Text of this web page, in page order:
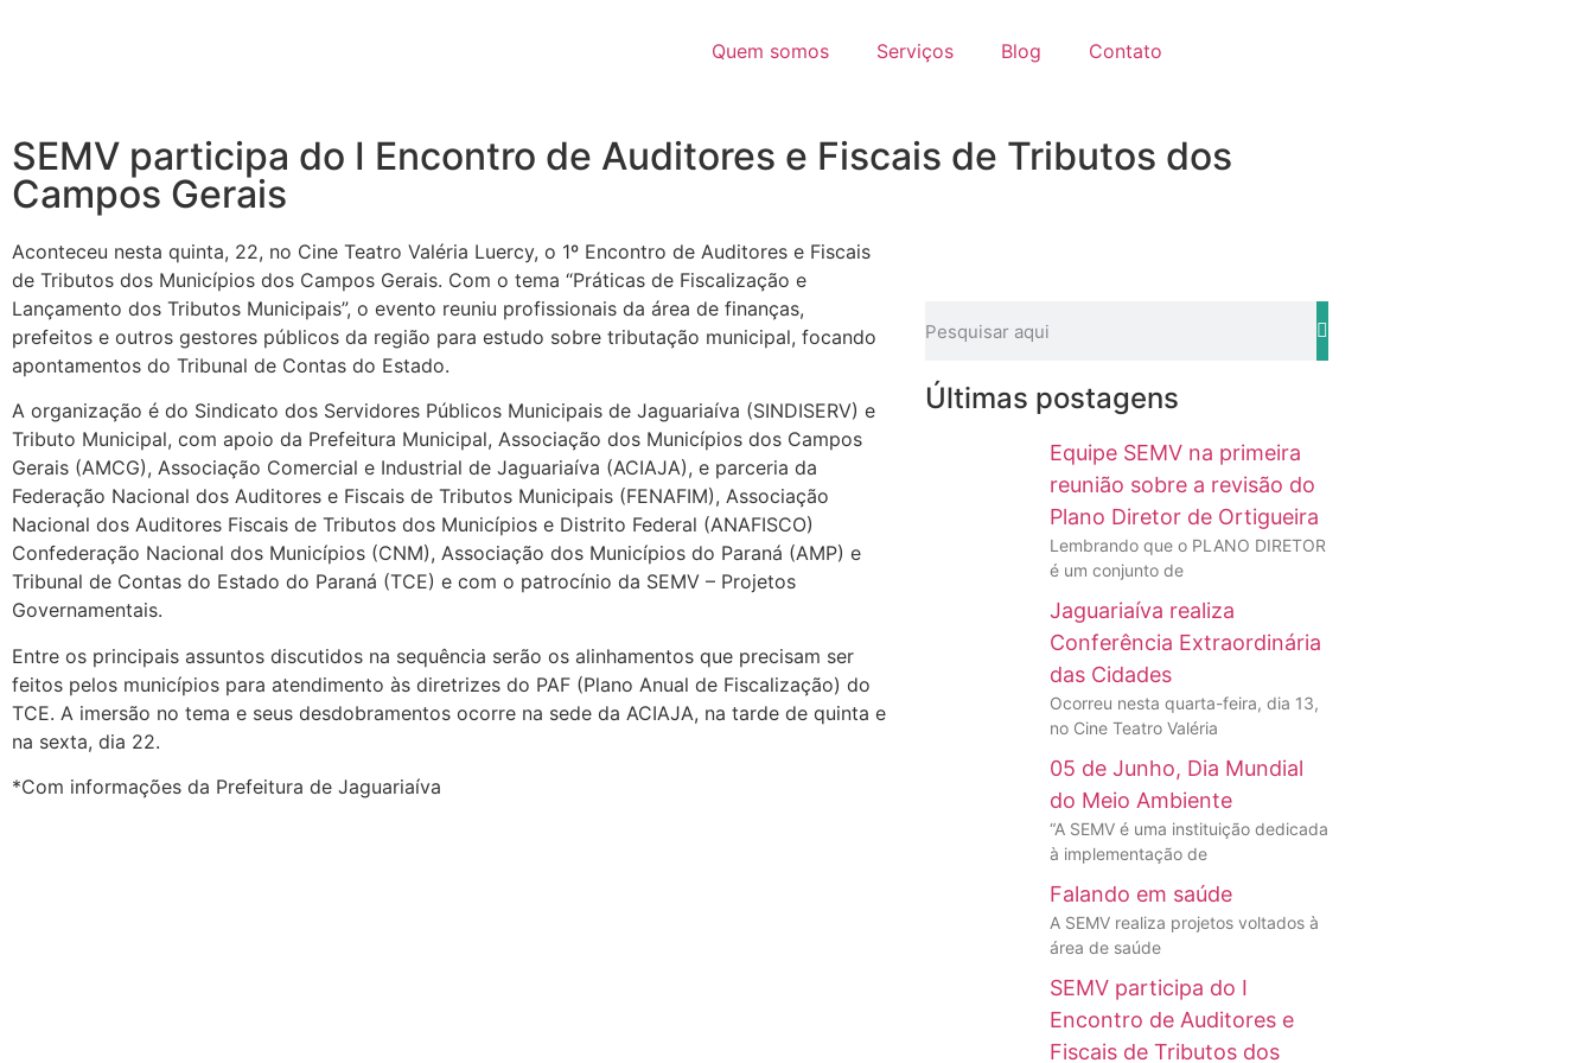
Quem somos Serviços Blog Contato
SEMV participa do I Encontro de Auditores e Fiscais de Tributos dos
Campos Gerais
Aconteceu nesta quinta, 22, no Cine Teatro Valéria Luercy, o 1º Encontro de Auditores e Fiscais
de Tributos dos Municípios dos Campos Gerais. Com o tema “Práticas de Fiscalização e
Lançamento dos Tributos Municipais”, o evento reuniu profissionais da área de finanças,
prefeitos e outros gestores públicos da região para estudo sobre tributação municipal, focando
apontamentos do Tribunal de Contas do Estado.
A organização é do Sindicato dos Servidores Públicos Municipais de Jaguariaíva (SINDISERV) e
Tributo Municipal, com apoio da Prefeitura Municipal, Associação dos Municípios dos Campos
Gerais (AMCG), Associação Comercial e Industrial de Jaguariaíva (ACIAJA), e parceria da
Federação Nacional dos Auditores e Fiscais de Tributos Municipais (FENAFIM), Associação
Nacional dos Auditores Fiscais de Tributos dos Municípios e Distrito Federal (ANAFISCO)
Confederação Nacional dos Municípios (CNM), Associação dos Municípios do Paraná (AMP) e
Tribunal de Contas do Estado do Paraná (TCE) e com o patrocínio da SEMV – Projetos
Governamentais.
Entre os principais assuntos discutidos na sequência serão os alinhamentos que precisam ser
feitos pelos municípios para atendimento às diretrizes do PAF (Plano Anual de Fiscalização) do
TCE. A imersão no tema e seus desdobramentos ocorre na sede da ACIAJA, na tarde de quinta e
na sexta, dia 22.
*Com informações da Prefeitura de Jaguariaíva
Últimas postagens
Equipe SEMV na primeira
reunião sobre a revisão do
Plano Diretor de Ortigueira
Lembrando que o PLANO DIRETOR
é um conjunto de
Jaguariaíva realiza
Conferência Extraordinária
das Cidades
Ocorreu nesta quarta-feira, dia 13,
no Cine Teatro Valéria
05 de Junho, Dia Mundial
do Meio Ambiente
“A SEMV é uma instituição dedicada
à implementação de
Falando em saúde
A SEMV realiza projetos voltados à
área de saúde
SEMV participa do I
Encontro de Auditores e
Fiscais de Tributos dos